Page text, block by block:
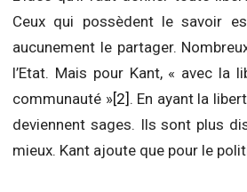
Ceux qui possèdent le savoir
aucunement le partager.
l’Etat. Mais pour Kant, « avec la
communauté »[2] . En ayant la
deviennent sages. Ils sont plus
mieux. Kant ajoute que pour le